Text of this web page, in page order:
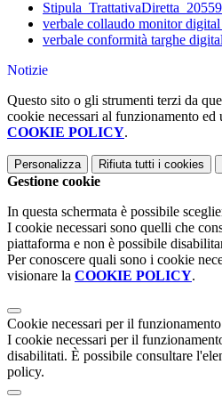
verbale collaudo monitor
verbale conformità targhe
Notizie
Questo sito o gli strumenti terzi da
cookie necessari al funzionamento
COOKIE POLICY.
Personalizza Rifiuta tutti i cookies
Gestione cookie
In questa schermata è possibile
I cookie necessari sono quelli che
piattaforma e non è possibile
Per conoscere quali sono i cookie
visionare la COOKIE POLICY.
Cookie necessari per il funzionamento
I cookie necessari per il
disabilitati. È possibile consultare
policy.